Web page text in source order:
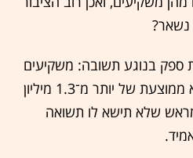
ספק בנוגע תשובה: משקיעים
אמידים. מי שלוקח משכנתא ממוצעת של יותר מ־1.3 מיליון
שלא תישא לו תשואה